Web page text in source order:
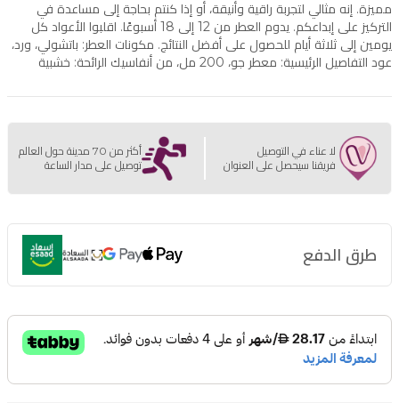
مميزة. إنه مثالي لتجربة راقية وأنيقة، أو إذا كنتم بحاجة إلى مساعدة في
التركيز على إبداعكم. يدوم العطر من 12 إلى 18 أسبوعًا. اقلبوا الأعواد كل
يومين إلى ثلاثة أيام للحصول على أفضل النتائج. مكونات العطر: باتشولي، ورد،
عود التفاصيل الرئيسية: معطر جو، 200 مل، من أنفاسيك الرائحة: خشبية
لا عناء في التوصيل
فريقنا سيحصل على العنوان
أكثر من 70 مدينة حول العالم
توصيل على مدار الساعة
طرق الدفع